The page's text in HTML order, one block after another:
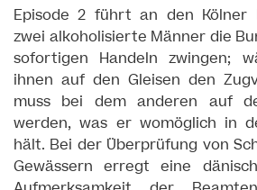
Episode 2 führt an den Kölner
zwei alkoholisierte Männer die
sofortigen Handeln zwingen;
ihnen auf den Gleisen den
muss bei dem anderen auf
werden, was er womöglich in
hält. Bei der Überprüfung von
Gewässern erregt eine